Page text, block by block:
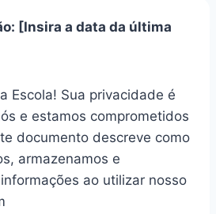
[Insira a data da última
Escola! Sua privacidade é
e estamos comprometidos
documento descreve como
armazenamos e
ao utilizar nosso